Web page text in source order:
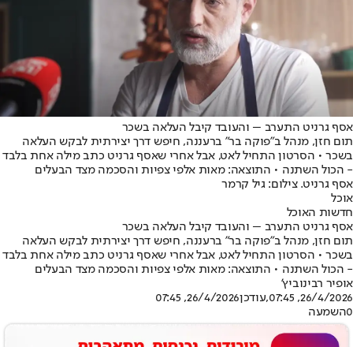
אסף גרניט התערב – והעובד קיבל העלאה בשכר
תום חזן, מנהל ב"פוקה בר" ברעננה, חיפש דרך יצירתית לבקש העלאה
בשכר • הסרטון התחיל לאט, אבל אחרי שאסף גרניט כתב מילה אחת בלבד
- הכול השתנה • התוצאה: מאות אלפי צפיות והסכמה מצד הבעלים
אסף גרניט. צילום: גיל קרמר
אוכל
חדשות האוכל
אסף גרניט התערב – והעובד קיבל העלאה בשכר
תום חזן, מנהל ב"פוקה בר" ברעננה, חיפש דרך יצירתית לבקש העלאה
בשכר • הסרטון התחיל לאט, אבל אחרי שאסף גרניט כתב מילה אחת בלבד
- הכול השתנה • התוצאה: מאות אלפי צפיות והסכמה מצד הבעלים
אופיר רבינוביץ'
26/4/2026, 07:45
,עודכן26/4/2026, 07:45
0השמעה